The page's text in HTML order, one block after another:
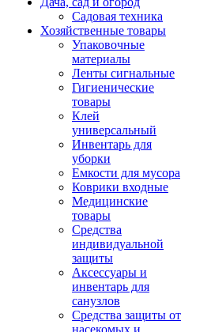
Садовая техника
Хозяйственные товары
Упаковочные
материалы
Ленты сигнальные
Гигиенические
товары
Клей
универсальный
Инвентарь для
уборки
Емкости для мусора
Коврики входные
Медицинские
товары
Средства
индивидуальной
защиты
Аксессуары и
инвентарь для
санузлов
Средства защиты от
насекомых и